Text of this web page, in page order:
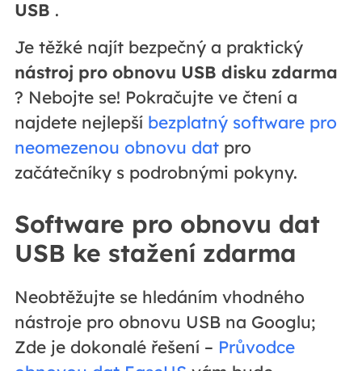
USB .
Je těžké najít bezpečný a praktický
nástroj pro obnovu USB disku zdarma
? Nebojte se! Pokračujte ve čtení a
najdete nejlepší bezplatný software pro
neomezenou obnovu datpro
začátečníky s podrobnými pokyny.
Software pro obnovu dat
USB ke stažení zdarma
Neobtěžujte se hledáním vhodného
nástroje pro obnovu USB na Googlu;
Zde je dokonalé řešení – Průvodce